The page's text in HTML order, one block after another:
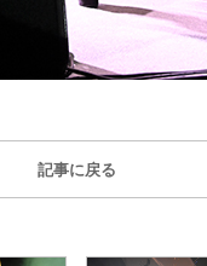
記事に戻る